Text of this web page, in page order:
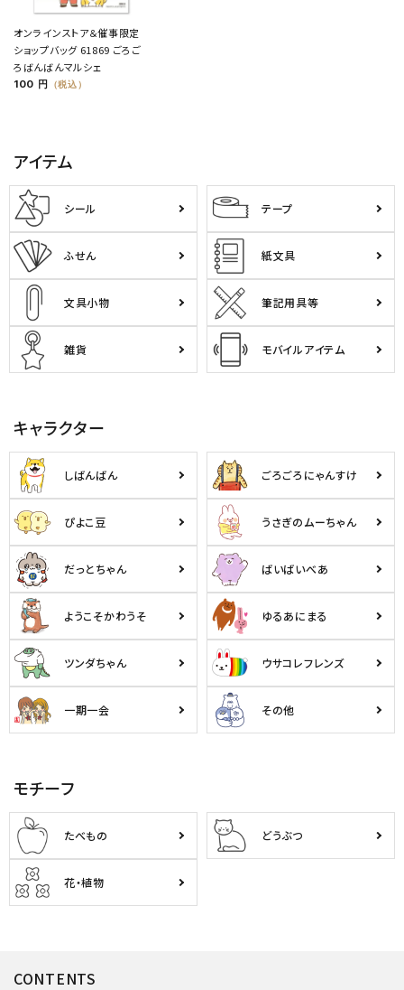
オンラインストア＆催事限定
ショップバッグ 61869 ごろご
ろばんばんマルシェ
100 円 （税込）
アイテム
シール テープ
ふせん 紙文具
文具小物 筆記用具等
雑貨 モバイルアイテム
キャラクター
しばんばん ごろごろにゃんすけ
ぴよこ豆 うさぎのムーちゃん
だっとちゃん ばいばいべあ
ようこそかわうそ ゆるあにまる
ツンダちゃん ウサコレフレンズ
一期一会 その他
モチーフ
たべもの どうぶつ
花・植物
CONTENTS